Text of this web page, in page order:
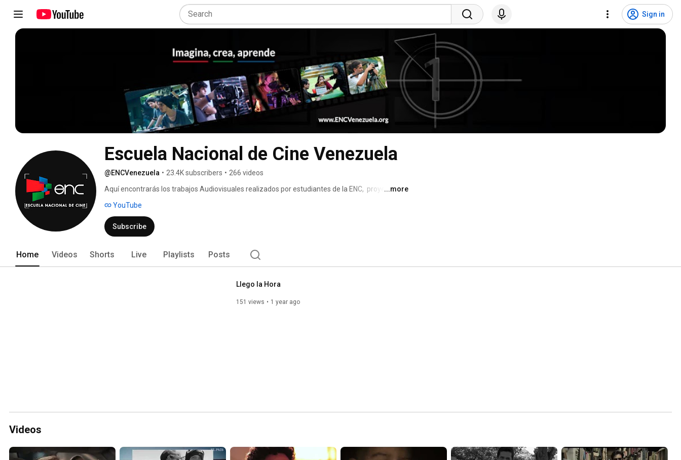
Sign in
Escuela Nacional de Cine Venezuela
@ENCVenezuela • 23.4K subscribers • 266 videos
Aquí encontrarás los trabajos Audiovisuales realizados por estudiantes de la ENC,  proyectos
las áreas con tutoría de los profesionales más destacados del medio y utilizando la tecnología
más avanzada de la industria.
...more
YouTube
Subscribe
Home Videos Shorts Live Playlists Posts
Llego la Hora
151 views 1 year ago
Videos